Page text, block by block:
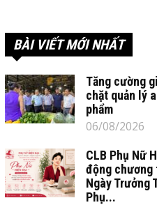
BÀI VIẾT MỚI NHẤT
Tăng cường
chặt quản lý
phẩm
06/08/2026
CLB Phụ Nữ
động chương
Ngày Trưởng
Phụ...